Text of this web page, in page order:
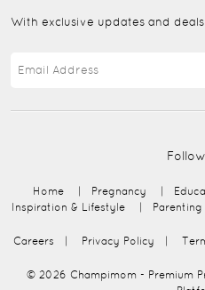
With exclusive updates and deals
Home | Pregnancy |
Inspiration & Lifestyle
| Parenting
Careers | Privacy Policy |
© 2026 Champimom - Premium